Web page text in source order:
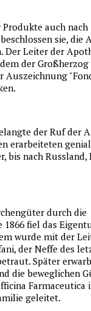
Produkte auch nach
sie, die
Leiter der
der Großherzog
Auszeichnung
der Ruf der
erarbeiteten
bis nach Russland,
durch die
1866 fiel das
wurde mit der
der Neffe des
Später
die beweglichen
Farmaceutica
geleitet.